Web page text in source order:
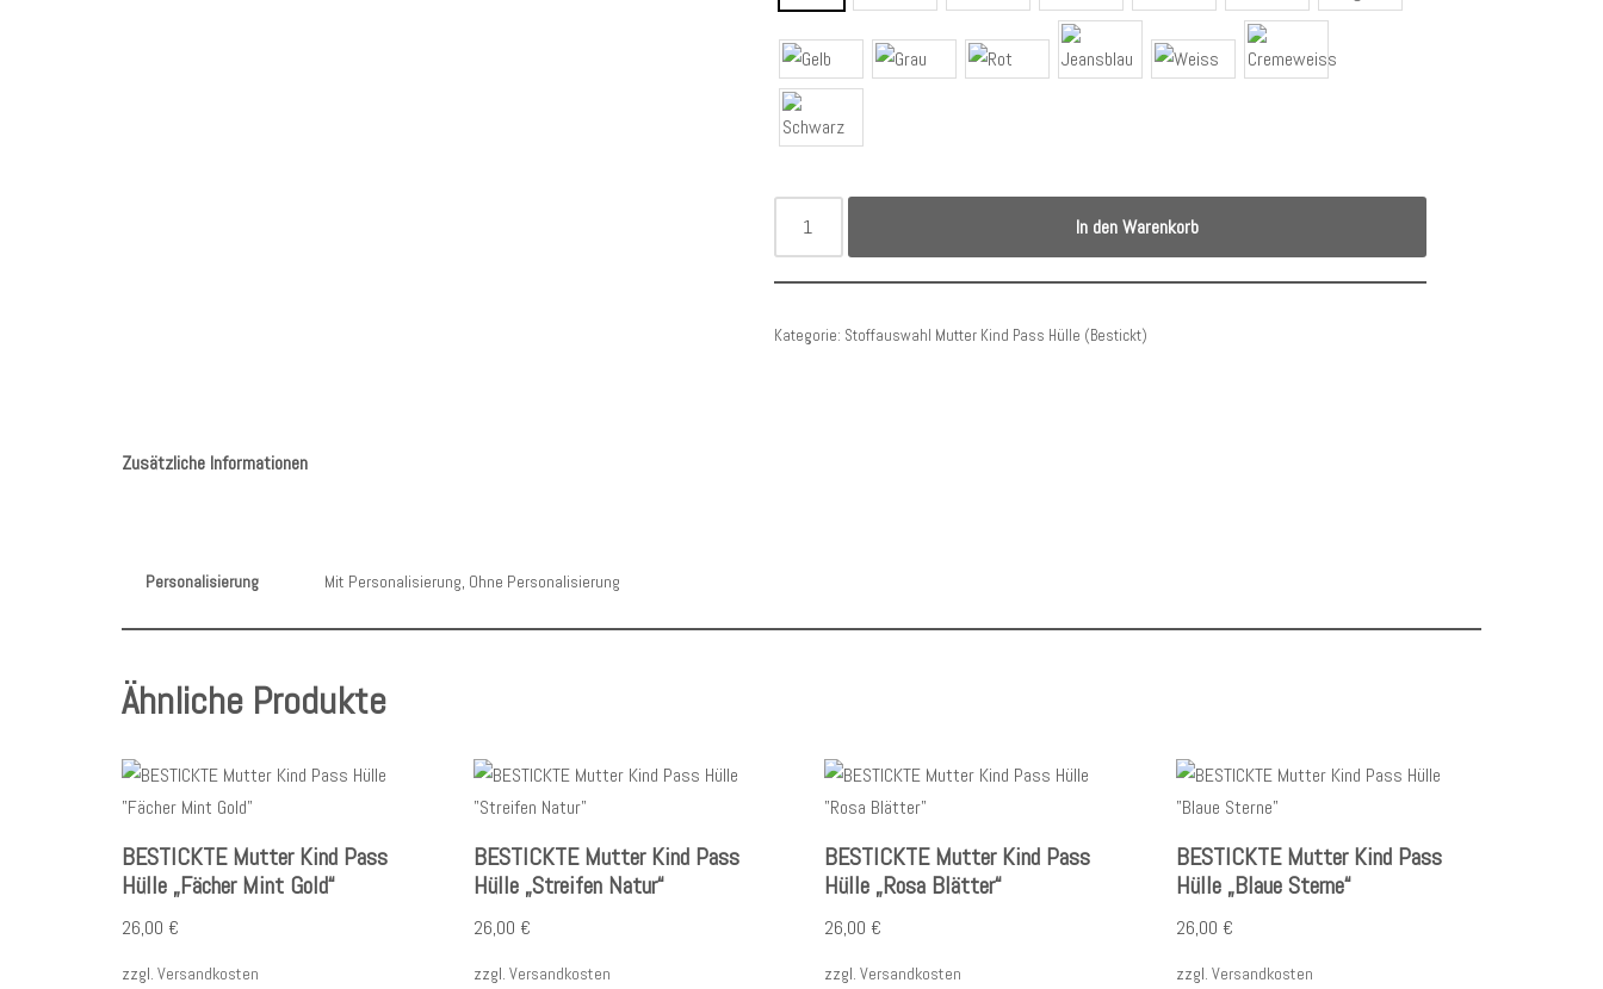
In den Warenkorb
Kategorie: Stoffauswahl Mutter Kind Pass Hülle (Bestickt)
Zusätzliche Informationen
Personalisierung Mit Personalisierung, Ohne Personalisierung
Ähnliche Produkte
BESTICKTE Mutter Kind Pass
Hülle „Fächer Mint Gold“
26,00 €
zzgl. Versandkosten
BESTICKTE Mutter Kind Pass
Hülle „Streifen Natur“
26,00 €
zzgl. Versandkosten
BESTICKTE Mutter Kind Pass
Hülle „Rosa Blätter“
26,00 €
zzgl.Versandkosten
BESTICKTE Mutter Kind Pass
Hülle „Blaue Sterne“
26,00 €
zzgl.Versandkosten